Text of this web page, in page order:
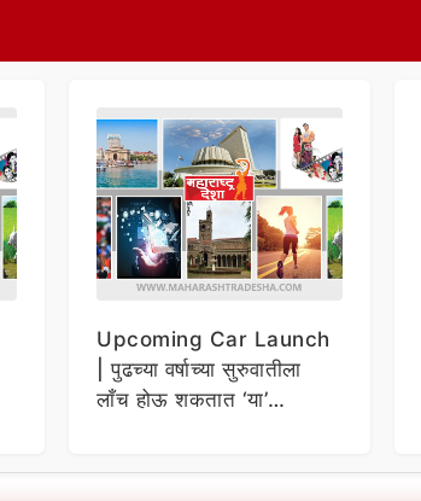
Upcoming Car Launch
| पुढच्या वर्षाच्या सुरुवातीला
लाँच होऊ शकतात ‘या’